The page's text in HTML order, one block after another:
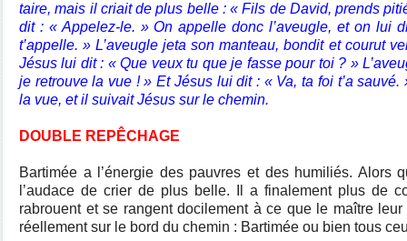
taire, mais il criait de plus belle : « Fils de David, prends
dit : « Appelez-le. » On appelle donc l’aveugle, et on lui
t’appelle. » L’aveugle jeta son manteau, bondit et courut
Jésus lui dit : « Que veux tu que je fasse pour toi ? »
je retrouve la vue ! » Et Jésus lui dit : « Va, ta foi t’a sauvé.
la vue, et il suivait Jésus sur le chemin.
DOUBLE REPÊCHAGE
Bartimée a l’énergie des pauvres et des humiliés. Alors
l’audace de crier de plus belle. Il a finalement plus de
rabrouent et se rangent docilement à ce que le maître
réellement sur le bord du chemin : Bartimée ou bien tous